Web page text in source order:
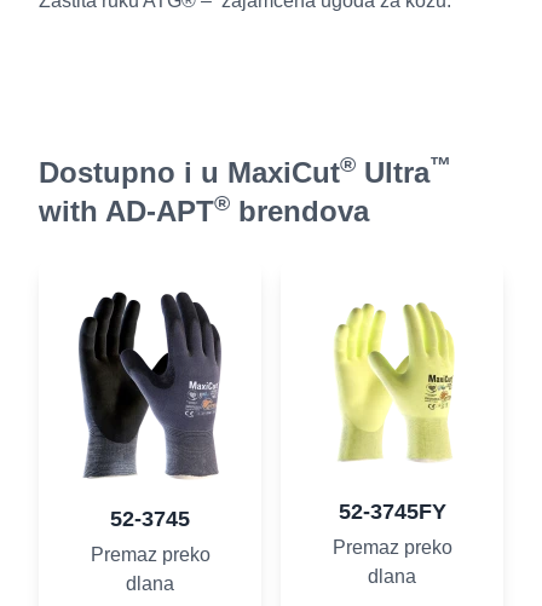
Dostupno i u MaxiCut® Ultra™
with AD-APT® brendova
52-3745
Premaz preko
dlana
52-3745FY
Premaz preko
dlana